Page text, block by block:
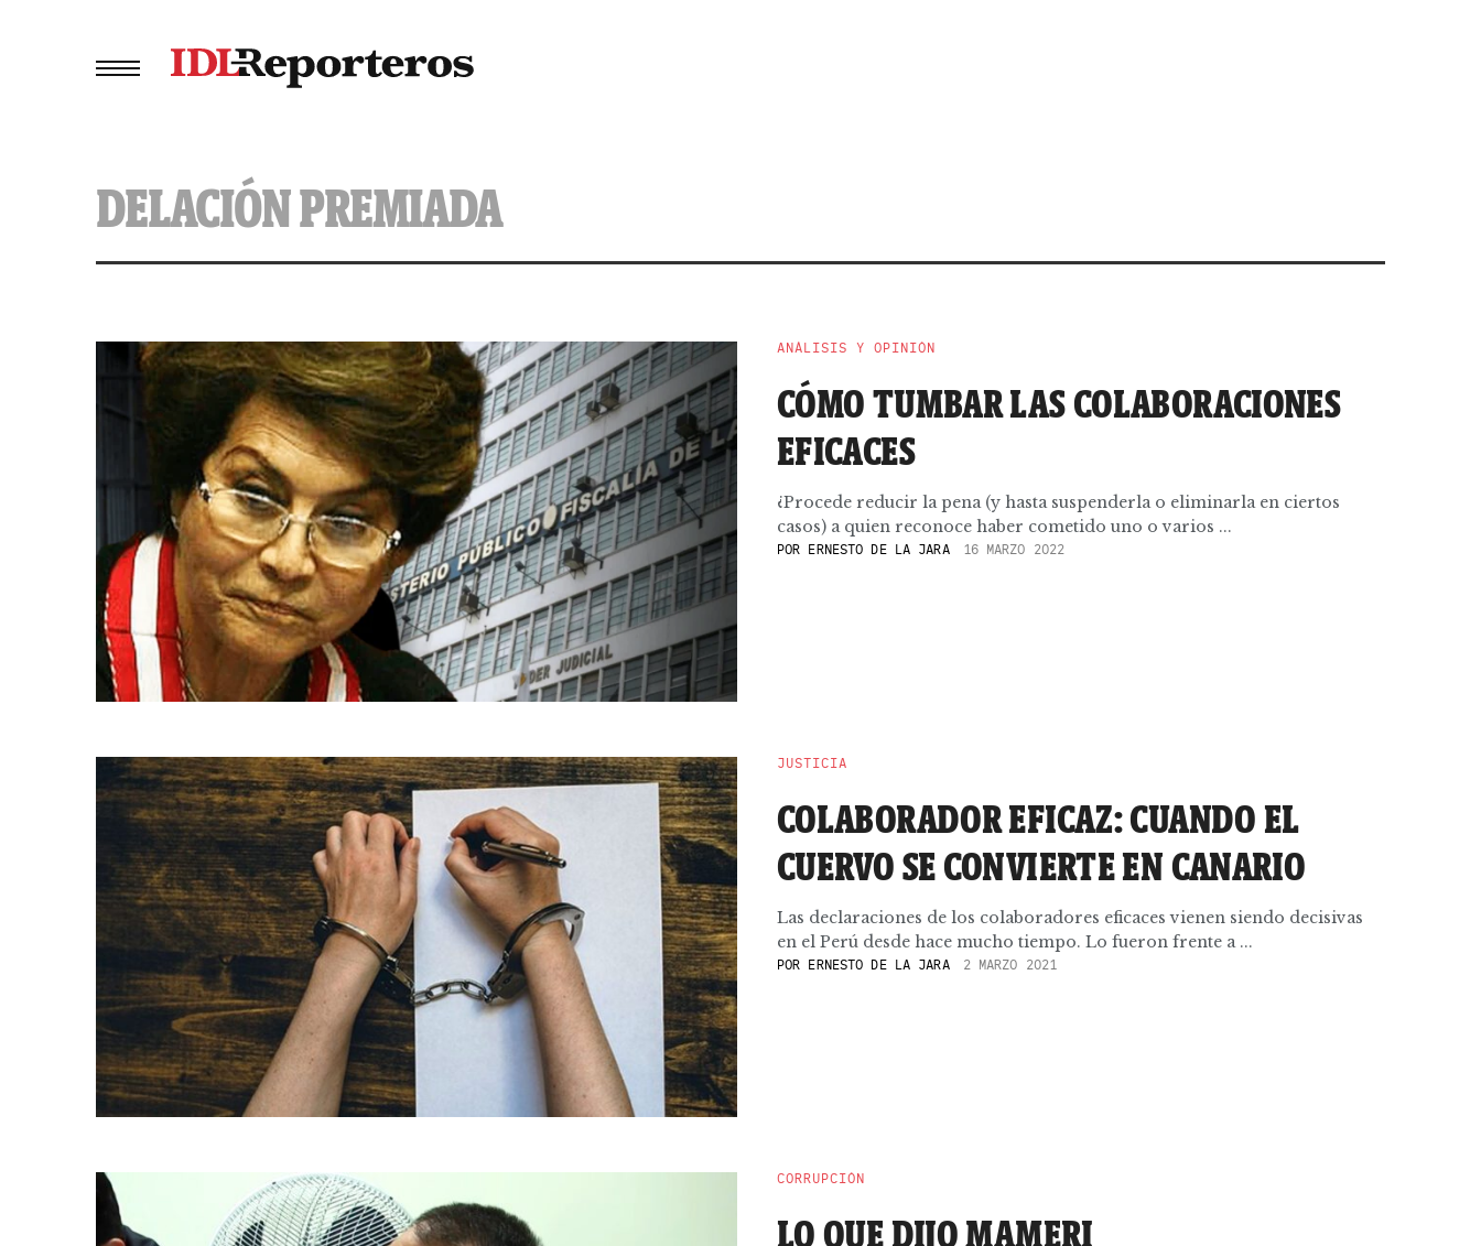
DELACIÓN PREMIADA
ANÁLISIS Y OPINIÓN
CÓMO TUMBAR LAS COLABORACIONES
EFICACES
¿Procede reducir la pena (y hasta suspenderla o eliminarla en ciertos
casos) a quien reconoce haber cometido uno o varios ...
POR ERNESTO DE LA JARA 16 MARZO 2022
JUSTICIA
COLABORADOR EFICAZ: CUANDO EL
CUERVO SE CONVIERTE EN CANARIO
Las declaraciones de los colaboradores eficaces vienen siendo decisivas
en el Perú desde hace mucho tiempo. Lo fueron frente a ...
POR ERNESTO DE LA JARA 2 MARZO 2021
CORRUPCIÓN
LO QUE DIJO MAMERI